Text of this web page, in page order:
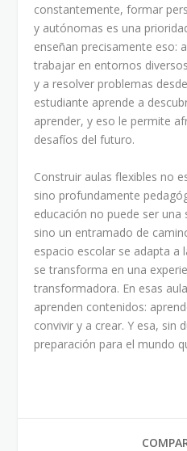
constantemente, formar
y autónomas es una
enseñan precisamente eso:
trabajar en entornos
y a resolver problemas
estudiante aprende a
aprender, y eso le permite
desafíos del futuro.
Construir aulas flexibles no
sino profundamente
educación no puede ser
sino un entramado de
espacio escolar se adapta a
se transforma en una
transformadora. En esas
aprenden contenidos:
convivir y a crear. Y esa, sin
preparación para el mundo